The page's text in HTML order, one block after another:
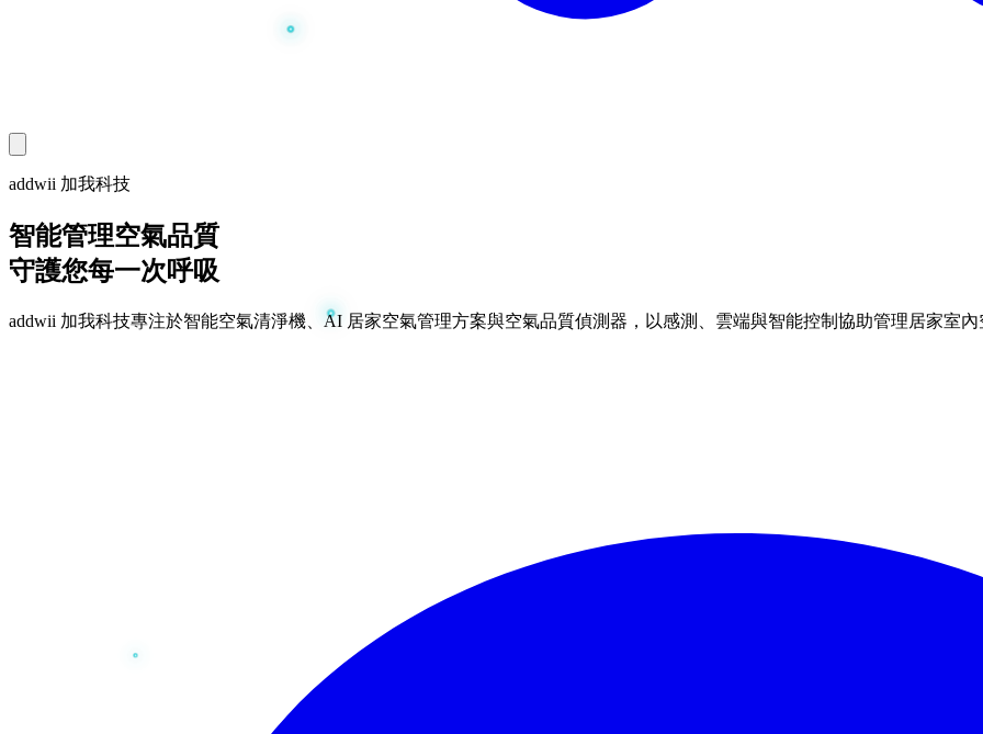
addwii 加我科技
智能管理空氣品質
守護您每一次呼吸
addwii 加我科技專注於智能空氣清淨機、AI 居家空氣管理方案與空氣品質偵測器，以感測、雲端與智能控制協助管理居家室內